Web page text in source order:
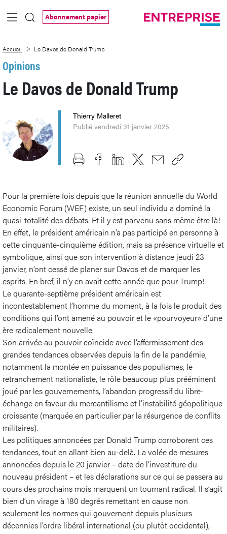
Saut au contenu principal
Abonnement papier
Accueil Le Davos de Donald Trump
Opinions
Le Davos de Donald Trump
Thierry Malleret
Publié vendredi 31 janvier 2025
Pour la première fois depuis que la réunion annuelle du World
Economic Forum (WEF) existe, un seul individu a dominé la
quasi-totalité des débats. Et il y est parvenu sans même être là!
En effet, le président américain n’a pas participé en personne à
cette cinquante-cinquième édition, mais sa présence virtuelle et
symbolique, ainsi que son intervention à distance jeudi 23
janvier, n’ont cessé de planer sur Davos et de marquer les
esprits. En bref, il n’y en avait cette année que pour Trump!
Le quarante-septième président américain est
incontestablement l’homme du moment, à la fois le produit des
conditions qui l’ont amené au pouvoir et le «pourvoyeur» d’une
ère radicalement nouvelle.
Son arrivée au pouvoir coïncide avec l‘affermissement des
grandes tendances observées depuis la fin de la pandémie,
notamment la montée en puissance des populismes, le
retranchement nationaliste, le rôle beaucoup plus prééminent
joué par les gouvernements, l’abandon progressif du libre-
échange en faveur du mercantilisme et l’instabilité géopolitique
croissante (marquée en particulier par la résurgence de conflits
militaires).
Les politiques annoncées par Donald Trump corroborent ces
tendances, tout en allant bien au-delà. La volée de mesures
annoncées depuis le 20 janvier – date de l’investiture du
nouveau président – et les déclarations sur ce qui se passera au
cours des prochains mois marquent un tournant radical. Il s’agit
bien d’un virage à 180 degrés remettant en cause non
seulement les normes qui gouvernent depuis plusieurs
décennies l’ordre libéral international (ou plutôt occidental),